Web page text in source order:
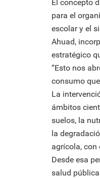
El concepto
para el
escolar y el
Ahuad,
estratégico
“Esto nos
consumo
La
ámbitos
suelos, la
la
agrícola,
Desde esa
salud